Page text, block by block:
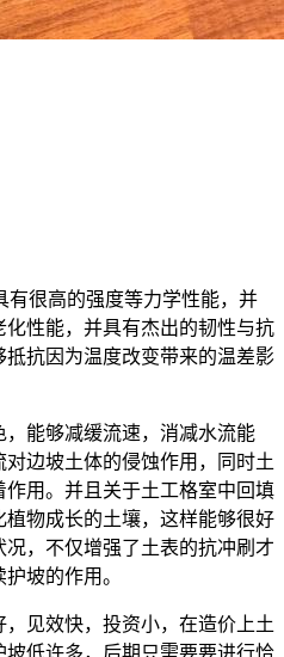
有很高的强度等力学性能，并
化性能，并具有杰出的韧性与抗
抗因为温度改变带来的温差影
，能够减缓流速，消减水流能
边坡土体的侵蚀作用，
同时土
用。并且关于土工格室中回填
物成长的土壤，这样能够很好
，不仅增强了土表的抗冲刷才
坡的作用。
，见效快，投资小，在造价上土
低许多，后期只需要要进行恰